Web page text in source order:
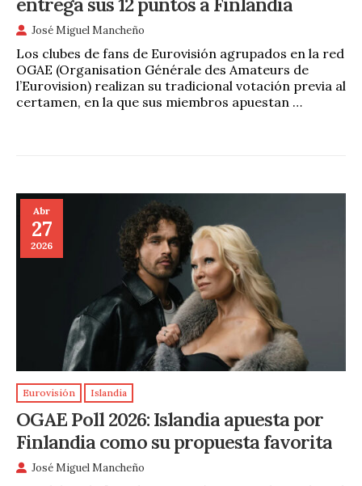
José Miguel Mancheño
Los clubes de fans de Eurovisión agrupados en la red
OGAE (Organisation Générale des Amateurs de
l’Eurovision) realizan su tradicional votación previa al
certamen, en la que sus miembros apuestan …
Abr
27
2026
Eurovisión Islandia
OGAE Poll 2026: Islandia apuesta por
Finlandia como su propuesta favorita
José Miguel Mancheño